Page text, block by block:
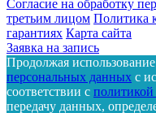
Согласие на обработку
третьим лицом Политика
гарантиях Карта сайта
Заявка на запись
Продолжая
персональных данных с
соответствии с
передачу данных,